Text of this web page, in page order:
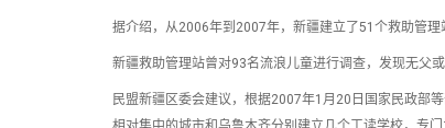
据介绍，从2006年到2007年，新疆建立了51个救助管
新疆救助管理站曾对93名流浪儿童进行调查，发现无父
民盟新疆区委会建议，根据2007年1月20日国家民政部